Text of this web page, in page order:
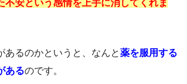
不安という感情を上手に消してくれま
あるのかというと、なんと薬を服用する
あるのです。